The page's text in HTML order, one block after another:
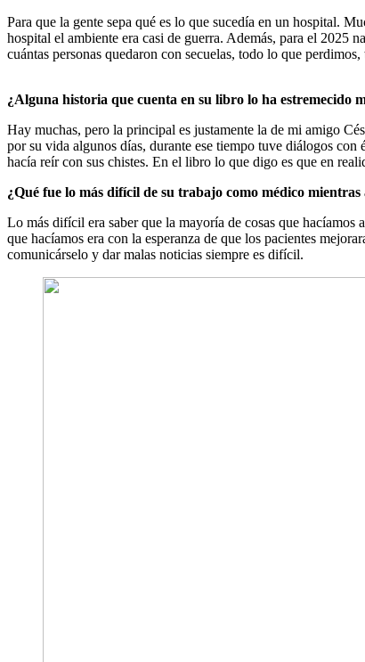
Para que la gente sepa qué es lo que sucedía en un hospital.
hospital el ambiente era casi de guerra. Además, para el 2025
cuántas personas quedaron con secuelas, todo lo que
¿Alguna historia que cuenta en su libro lo ha estremecido
Hay muchas, pero la principal es justamente la de mi amigo
por su vida algunos días, durante ese tiempo tuve diálogos con
hacía reír con sus chistes. En el libro lo que digo es que en
¿Qué fue lo más difícil de su trabajo como médico
Lo más difícil era saber que la mayoría de cosas que
que hacíamos era con la esperanza de que los pacientes
comunicárselo y dar malas noticias siempre es difícil.